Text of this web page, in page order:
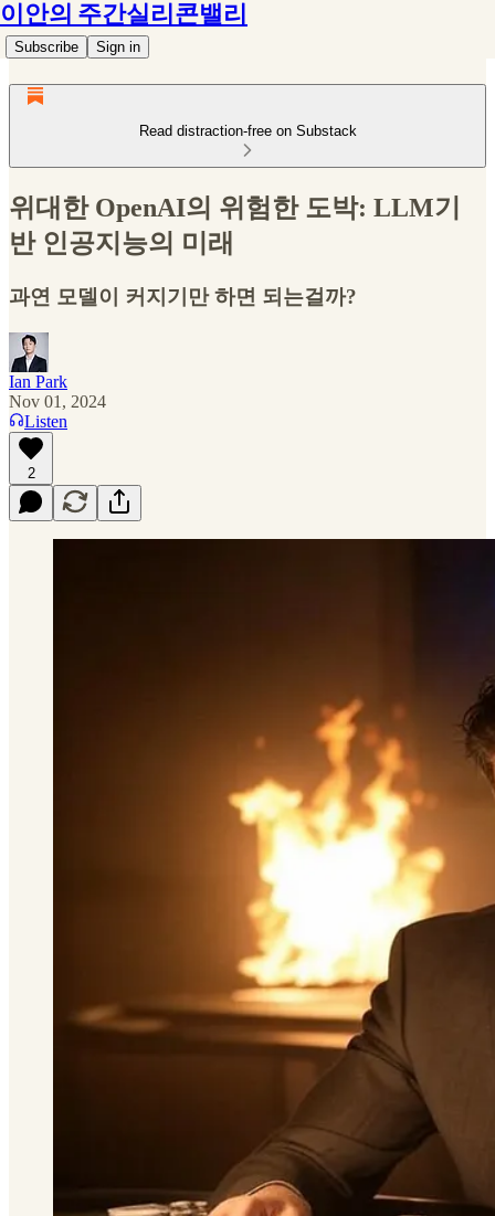
이안의 주간실리콘밸리
Subscribe Sign in
Read distraction-free on Substack
위대한 OpenAI의 위험한 도박: LLM기
반 인공지능의 미래
과연 모델이 커지기만 하면 되는걸까?
Ian Park
Nov 01, 2024
Listen
2